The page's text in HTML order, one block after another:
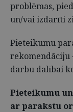
problēmas,
un/vai izdarīti
Pieteikumu
rekomendāciju
darbu dalībai
Pieteikumu
ar parakstu